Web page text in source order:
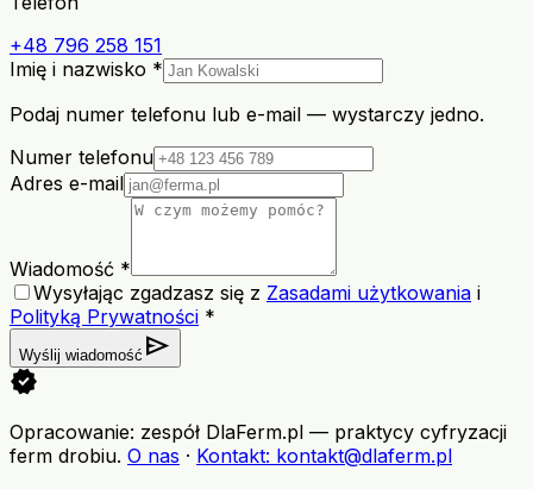
+48 796 258 151
Imię i nazwisko *
Podaj numer telefonu lub e-mail — wystarczy jedno.
Numer telefonu
Adres e-mail
Wiadomość *
Wysyłając zgadzasz się z Zasadami użytkowania i
Polityką Prywatności *
Wyślij wiadomość send
verified
Opracowanie: zespół DlaFerm.pl — praktycy cyfryzacji
ferm drobiu. O nas · Kontakt: kontakt@dlaferm.pl